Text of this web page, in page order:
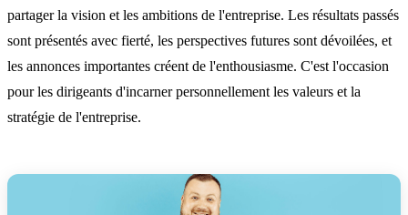
partager la vision et les ambitions de l'entreprise. Les résultats passés
sont présentés avec fierté, les perspectives futures sont dévoilées, et
les annonces importantes créent de l'enthousiasme. C'est l'occasion
pour les dirigeants d'incarner personnellement les valeurs et la
stratégie de l'entreprise.